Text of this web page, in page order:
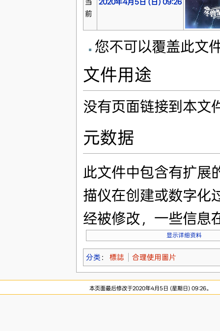
前
您不可以覆盖此文
文件用途
没有页面链接到本文
元数据
此文件中包含有扩展
描仪在创建或数字化
经被修改，一些信息
显示详细资料
分类 ： 標誌 合理使用圖片
本页面最后修改于2020年4月5日 (星期日) 09:26。